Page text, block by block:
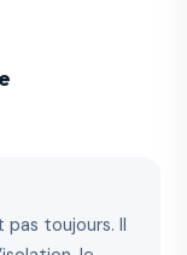
toujours. Il